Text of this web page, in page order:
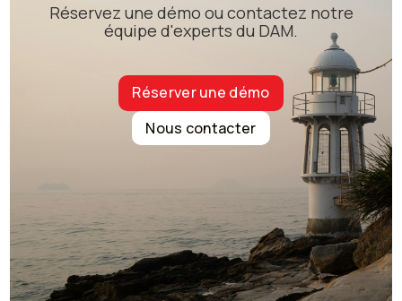
Réservez une démo ou contactez notre
équipe d'experts du DAM.
Réserver une démo
Nous contacter